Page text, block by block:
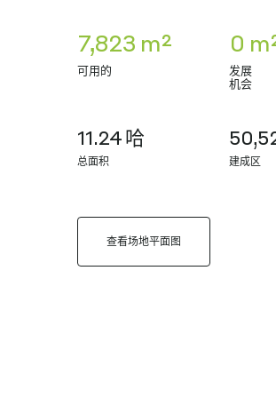
7,823 m²
可用的
0
发展
机会
11.24 哈
总面积 建成区
查看场地平面图